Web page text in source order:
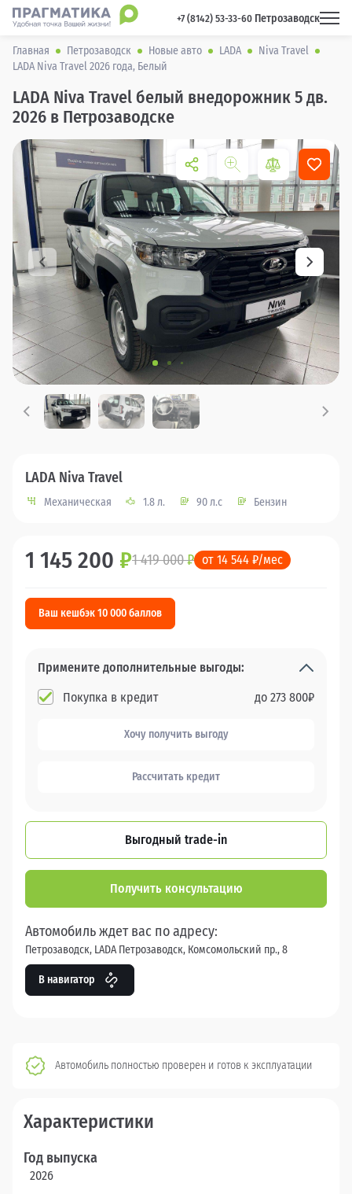
+7 (8142) 53-33-60 Петрозаводск
Главная Петрозаводск Новые авто LADA
Niva Travel
LADA Niva Travel 2026 года, Белый
LADA Niva Travel белый внедорожник 5 дв.
2026 в Петрозаводске
LADA Niva Travel
Механическая 1.8 л. 90 л.с Бензин
1 145 200 ₽1 419 000₽ от 14 544 ₽/мес
Ваш кешбэк 10 000 баллов
Примените дополнительные выгоды:
Покупка в кредит
до 273 800₽
Хочу получить выгоду
Рассчитать кредит
Выгодный trade-in
Получить консультацию
Автомобиль ждет вас по адресу:
Петрозаводск, LADA Петрозаводск, Комсомольский пр., 8
В навигатор
Автомобиль полностью проверен и готов к эксплуатации
Характеристики
Год выпуска
2026